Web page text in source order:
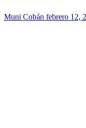
Muni Cobán febrero 12,